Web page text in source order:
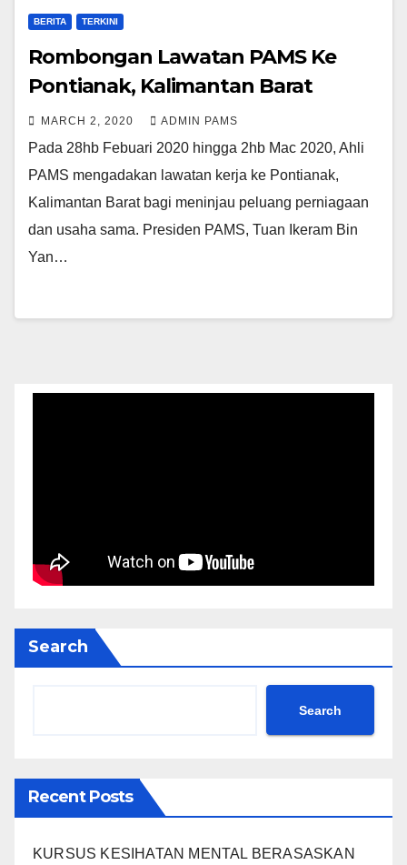
BERITA TERKINI
Rombongan Lawatan PAMS Ke
Pontianak, Kalimantan Barat
MARCH 2, 2020 ADMIN PAMS
Pada 28hb Febuari 2020 hingga 2hb Mac 2020, Ahli
PAMS mengadakan lawatan kerja ke Pontianak,
Kalimantan Barat bagi meninjau peluang perniagaan
dan usaha sama. Presiden PAMS, Tuan Ikeram Bin
Yan…
Search
Search
Recent Posts
KURSUS KESIHATAN MENTAL BERASASKAN